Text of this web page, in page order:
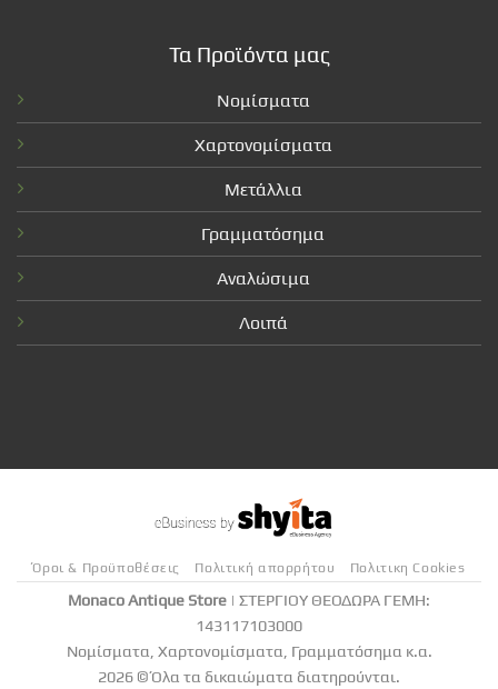
Τα Προϊόντα μας
Νομίσματα
Χαρτονομίσματα
Μετάλλια
Γραμματόσημα
Αναλώσιμα
Λοιπά
Όροι & Προϋποθέσεις Πολιτική απορρήτου Πολιτικη Cookies
Monaco Antique Store | ΣΤΕΡΓΙΟΥ ΘΕΟΔΩΡΑ ΓΕΜΗ:
143117103000
Νομίσματα, Χαρτονομίσματα, Γραμματόσημα κ.α.
2026 © Όλα τα δικαιώματα διατηρούνται.